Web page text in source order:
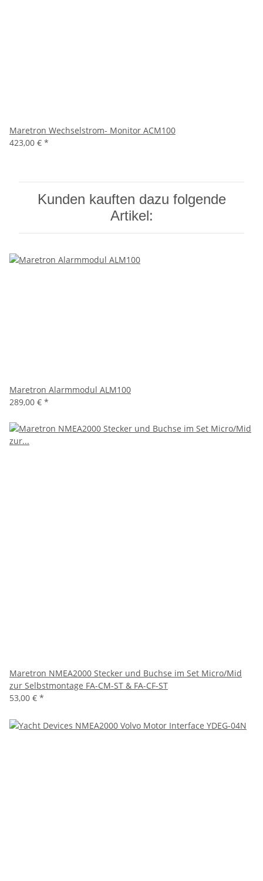
Maretron Wechselstrom- Monitor ACM100
423,00 € *
Kunden kauften dazu folgende
Artikel:
Maretron Alarmmodul ALM100
289,00 € *
Maretron NMEA2000 Stecker und Buchse im Set Micro/Mid
zur Selbstmontage FA-CM-ST & FA-CF-ST
53,00 € *